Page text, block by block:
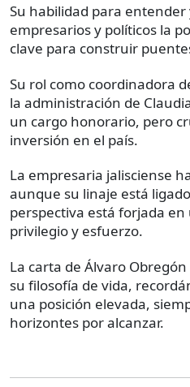
Su habilidad para
empresarios y políticos la
clave para construir
Su rol como coordinadora
la administración de
un cargo honorario, pero
inversión en el país.
La empresaria jalisciense
aunque su linaje está
perspectiva está forjada
privilegio y esfuerzo.
La carta de Álvaro
su filosofía de vida,
una posición elevada,
horizontes por alcanzar.